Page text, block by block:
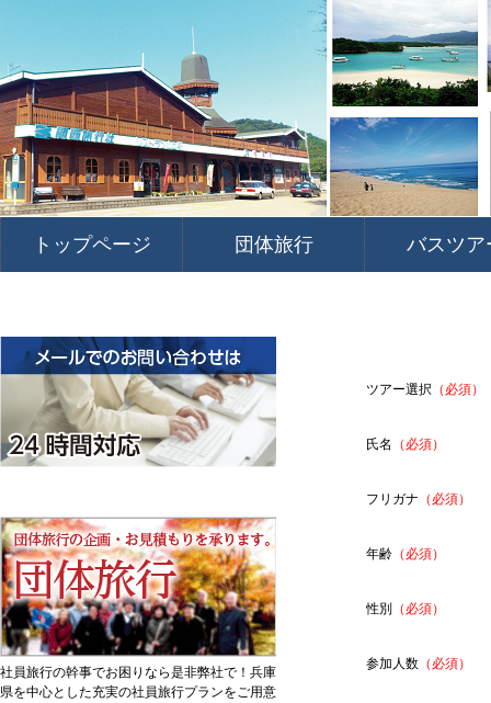
トップページ 団体旅行 バスツア
社員旅行の幹事でお困りなら是非弊社で！兵庫
県を中心とした充実の社員旅行プランをご用意
ツアー選択 （必須）
氏名 （必須）
フリガナ （必須）
年齢 （必須）
性別 （必須）
参加人数 （必須）